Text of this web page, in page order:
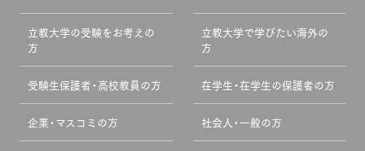
立教大学の受験をお考えの
方
立教大学で学びたい海外の
方
受験生保護者・高校教員の方 在学生・在学生の保護者の方
企業・マスコミの方 社会人・一般の方